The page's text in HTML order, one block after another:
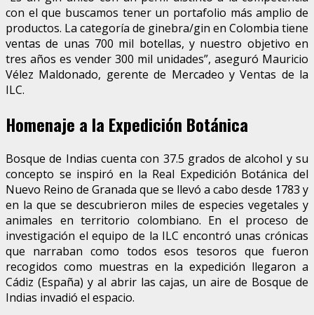
con el que buscamos tener un portafolio más amplio de
productos. La categoría de ginebra/gin en Colombia tiene
ventas de unas 700 mil botellas, y nuestro objetivo en
tres años es vender 300 mil unidades”, aseguró Mauricio
Vélez Maldonado, gerente de Mercadeo y Ventas de la
ILC.
Homenaje a la Expedición Botánica
Bosque de Indias cuenta con 37.5 grados de alcohol y su
concepto se inspiró en la Real Expedición Botánica del
Nuevo Reino de Granada que se llevó a cabo desde 1783 y
en la que se descubrieron miles de especies vegetales y
animales en territorio colombiano. En el proceso de
investigación el equipo de la ILC encontró unas crónicas
que narraban como todos esos tesoros que fueron
recogidos como muestras en la expedición llegaron a
Cádiz (España) y al abrir las cajas, un aire de Bosque de
Indias invadió el espacio.